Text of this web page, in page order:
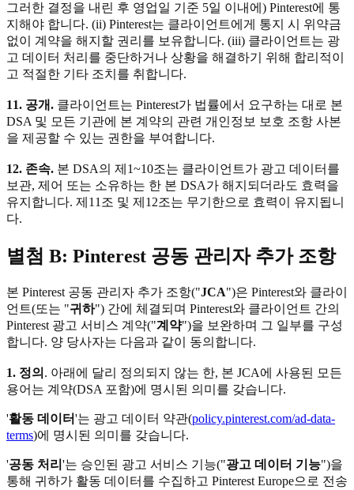
그러한 결정을 내린 후 영업일 기준 5일 이내에) Pinterest에 통
지해야 합니다. (ii) Pinterest는 클라이언트에게 통지 시 위약금
없이 계약을 해지할 권리를 보유합니다. (iii) 클라이언트는 광
고 데이터 처리를 중단하거나 상황을 해결하기 위해 합리적이
고 적절한 기타 조치를 취합니다.
11. 공개. 클라이언트는 Pinterest가 법률에서 요구하는 대로 본
DSA 및 모든 기관에 본 계약의 관련 개인정보 보호 조항 사본
을 제공할 수 있는 권한을 부여합니다.
12. 존속. 본 DSA의 제1~10조는 클라이언트가 광고 데이터를
보관, 제어 또는 소유하는 한 본 DSA가 해지되더라도 효력을
유지합니다. 제11조 및 제12조는 무기한으로 효력이 유지됩니
다.
별첨 B: Pinterest 공동 관리자 추가 조항
본 Pinterest 공동 관리자 추가 조항("JCA")은 Pinterest와 클라이
언트(또는 "귀하") 간에 체결되며 Pinterest와 클라이언트 간의
Pinterest 광고 서비스 계약("계약")을 보완하며 그 일부를 구성
합니다. 양 당사자는 다음과 같이 동의합니다.
1. 정의 . 아래에 달리 정의되지 않는 한, 본 JCA에 사용된 모든
용어는 계약(DSA 포함)에 명시된 의미를 갖습니다.
'활동 데이터'는 광고 데이터 약관(policy.pinterest.com/ad-data-
terms)에 명시된 의미를 갖습니다.
'공동 처리 '는 승인된 광고 서비스 기능("광고 데이터 기능")을
통해 귀하가 활동 데이터를 수집하고 Pinterest Europe으로 전송